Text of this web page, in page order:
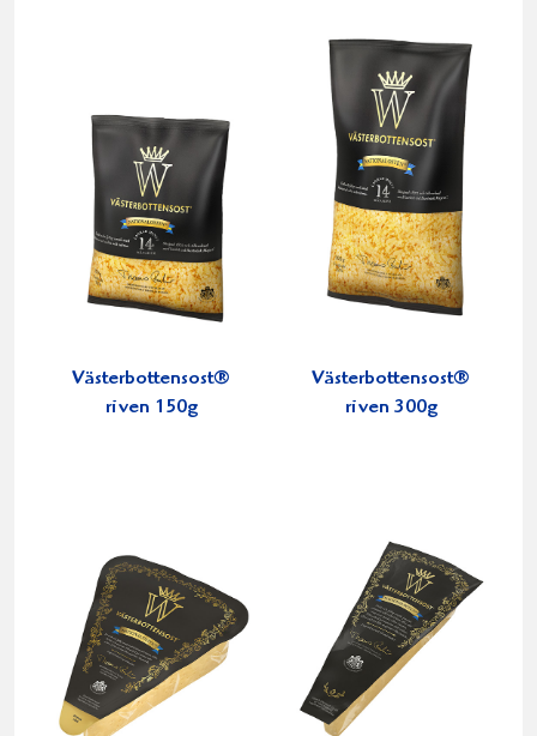
Västerbottensost®
riven 150g
Västerbottensost®
riven 300g